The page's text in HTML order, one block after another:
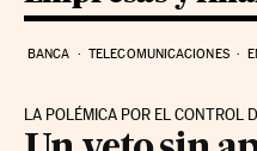
BANCA TELECOMUNICACIONES
LA POLÉMICA POR EL CONTROL